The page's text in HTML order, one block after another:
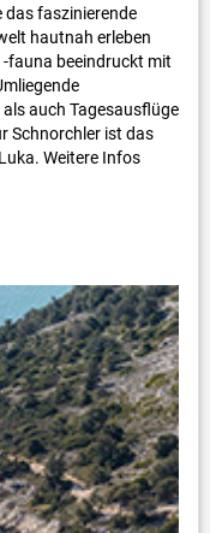
das faszinierende
hautnah erleben
fauna beeindruckt mit
auch Tagesausflüge
Schnorchler ist das
Weitere Infos